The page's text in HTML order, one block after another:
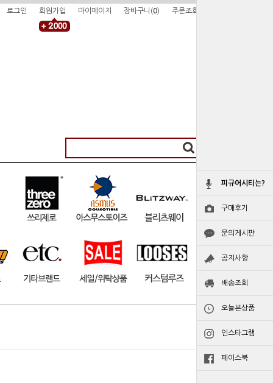
피규어시티는?
구매후기
문의게시판
공지사항
배송조회
오늘본상품
인스타그램
페이스북
로그인 회원가입 마이페이지 장바구니(0) 주문조회